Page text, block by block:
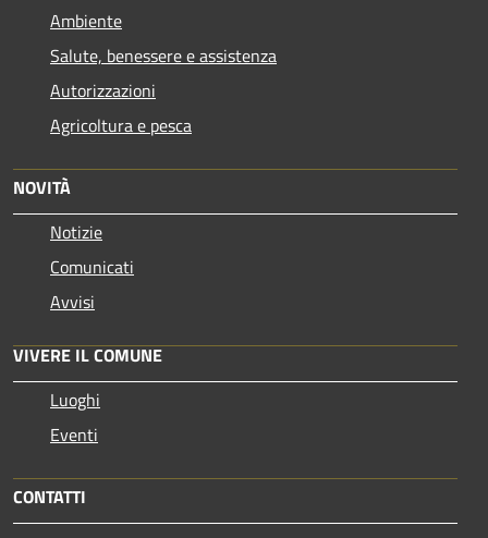
Ambiente
Salute, benessere e assistenza
Autorizzazioni
Agricoltura e pesca
NOVITÀ
Notizie
Comunicati
Avvisi
VIVERE IL COMUNE
Luoghi
Eventi
CONTATTI